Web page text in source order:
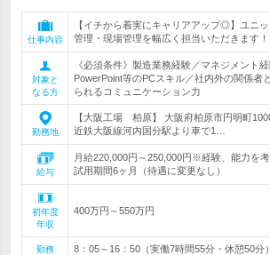
仕事内容
【イチから着実にキャリアアップ◎】ユニ
管理・現場管理を幅広く担当いただきます！
対象と
なる方
《必須条件》製造業務経験／マネジメント
PowerPoint等のPCスキル／社内外の関係者
られるコミュニケーション力
勤務地
【大阪工場 柏原】 大阪府柏原市円明町
近鉄大阪線河内国分駅より車で1…
給与
月給220,000円～250,000円※経験、能力を
試用期間6ヶ月（待遇に変更なし）
初年度
年収
400万円～550万円
勤務 8：05～16：50（実働7時間55分・休憩50